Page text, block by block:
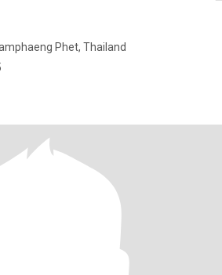
Phet, Thailand